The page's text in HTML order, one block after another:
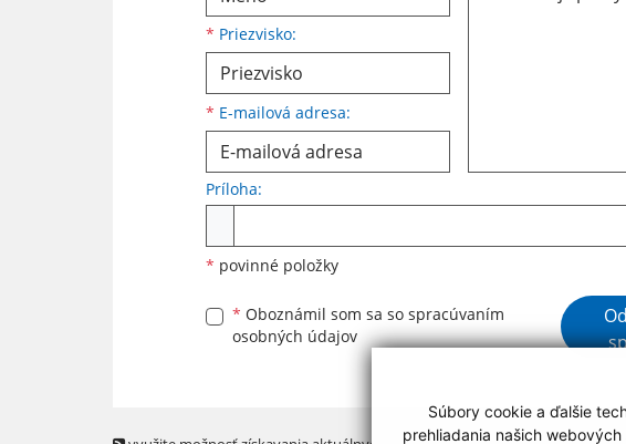
Súbory cookie a ďalšie
prehliadania našich
* Priezvisko:
* E-mailová adresa:
Príloha:
* povinné položky
* Oboznámil som sa so spracúvaním
osobných údajov
Google